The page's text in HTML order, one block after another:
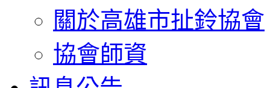
關於高雄市扯鈴協會
協會師資